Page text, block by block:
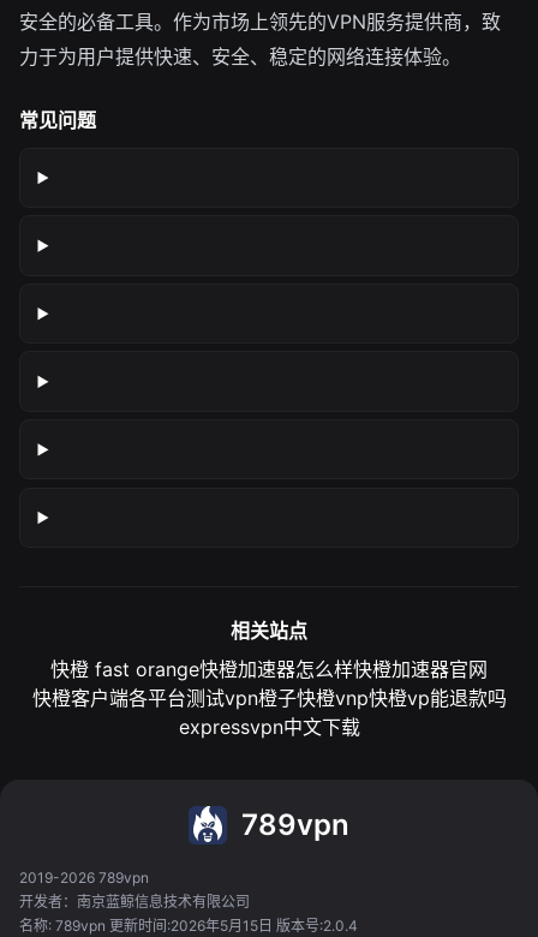
安全的必备工具。作为市场上领先的VPN服务提供商，致
力于为用户提供快速、安全、稳定的网络连接体验。
常见问题
相关站点
快橙 fast orange快橙加速器怎么样快橙加速器官网
快橙客户端各平台测试vpn橙子快橙vnp快橙vp能退款吗
expressvpn中文下载
789vpn
2019-2026 789vpn
开发者：南京蓝鲸信息技术有限公司
名称: 789vpn 更新时间:2026年5月15日 版本号:2.0.4